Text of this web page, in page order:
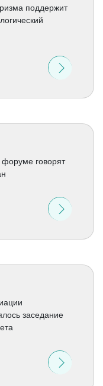
поддержит
говорят
заседание